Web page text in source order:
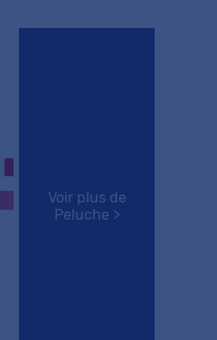
Voir plus de
Peluche >